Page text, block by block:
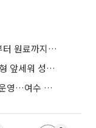
K배터리, 북미·유럽 공급망 선점전…셀부터 원료까지 현지화
LG엔솔, 2개 분기 만에 흑자…ESS·원통형 앞세워 성장 가속
NCC 139만t 줄이고 롯데·한화·DL 공동 운영…여수 1호 본궤도